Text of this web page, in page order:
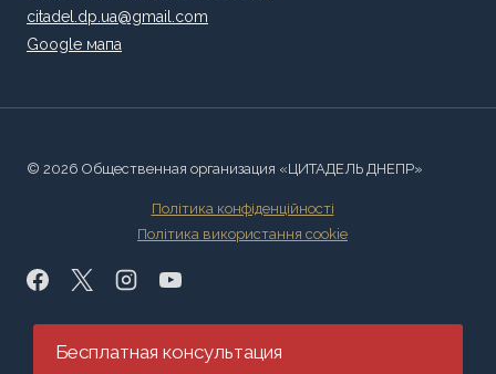
citadel.dp.ua@gmail.com
Google мапа
© 2026 Общественная организация «ЦИТАДЕЛЬ ДНЕПР»
Політика конфіденційності
Політика використання cookie
Бесплатная консультация